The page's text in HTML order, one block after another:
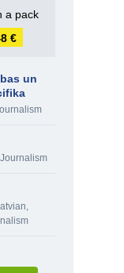
a pack
€
un
Journalism
,